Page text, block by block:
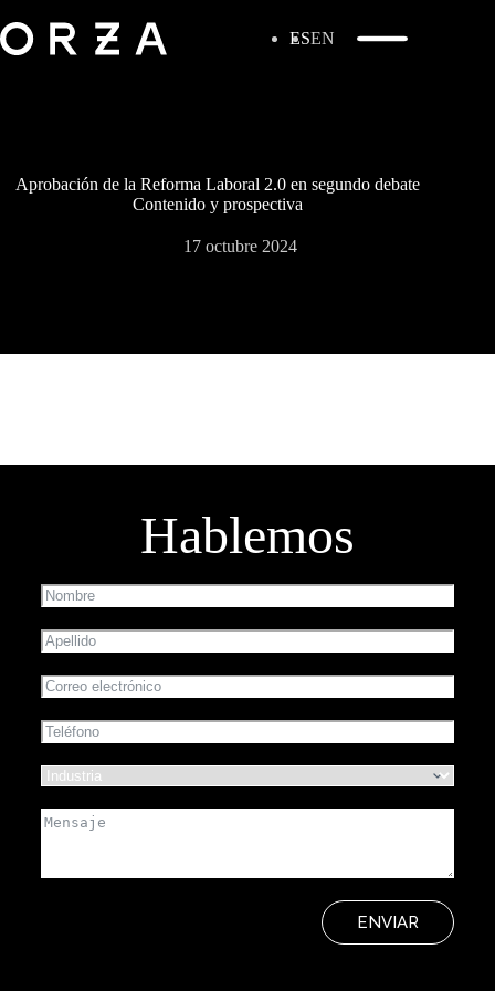
ESEN
Aprobación de la Reforma Laboral 2.0 en segundo debate
Contenido y prospectiva
17 octubre 2024
ENVIAR
Hablemos